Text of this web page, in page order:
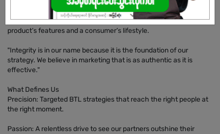
At Integris, we believe every brand has an untapped narrative
waiting to be told. Our mission is to bridge the gap between a
product’s features and a consumer’s lifestyle.
"Integrity is in our name because it is the foundation of our
strategy. We believe in marketing that is as authentic as it is
effective."
What Defines Us
Precision: Targeted BTL strategies that reach the right people at
the right moment.
Passion: A relentless drive to see our partners outshine their